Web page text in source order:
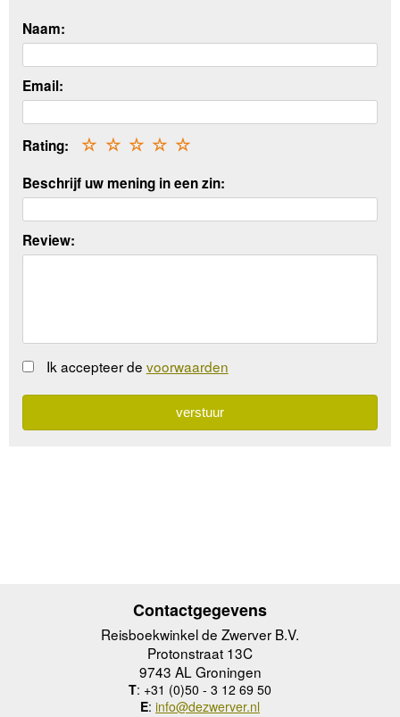
Naam:
Email:
Rating: ☆
☆
☆
☆
☆
Beschrijf uw mening in een zin:
Review:
Ik accepteer de voorwaarden
Contactgegevens
Reisboekwinkel de Zwerver B.V.
Protonstraat 13C
9743 AL Groningen
T: +31 (0)50 - 3 12 69 50
E: info@dezwerver.nl